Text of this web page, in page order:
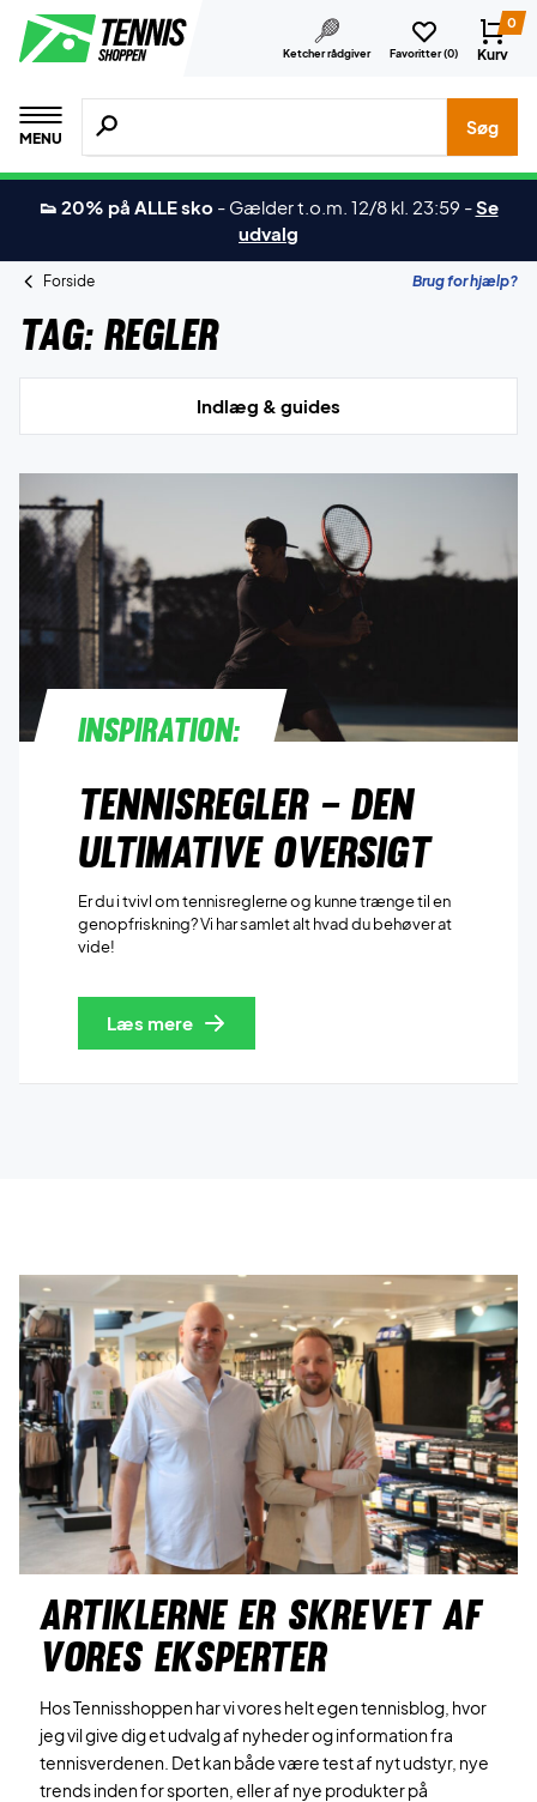
Ketcher rådgiver Favoritter (0)
0
Kurv
MENU
Søg efter produkter, mærker etc.
Søg
👟 20% på ALLE sko - Gælder t.o.m. 12/8 kl. 23:59 -Se
udvalg
Forside Brug for hjælp?
Tag: Regler
Indlæg & guides
Inspiration:
Tennisregler – den
ultimative oversigt
Er du i tvivl om tennisreglerne og kunne trænge til en
genopfriskning? Vi har samlet alt hvad du behøver at
vide!
Læs mere
ARTIKLERNE ER SKREVET AF
VORES EKSPERTER
Hos Tennisshoppen har vi vores helt egen tennisblog, hvor
jeg vil give dig et udvalg af nyheder og information fra
tennisverdenen. Det kan både være test af nyt udstyr, nye
trends inden for sporten, eller af nye produkter på